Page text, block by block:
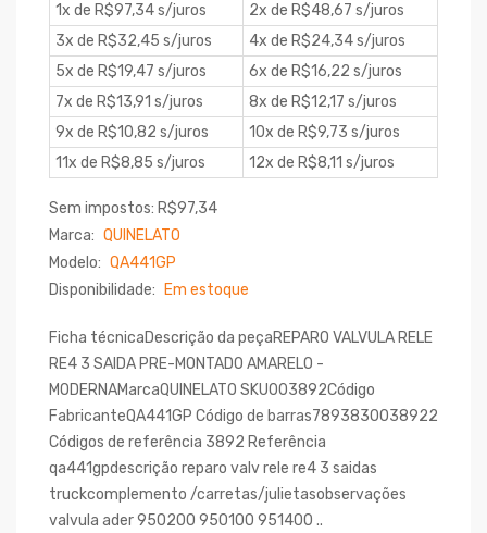
1x de R$97,34 s/juros
2x de R$48,67 s/juros
3x de R$32,45 s/juros
4x de R$24,34 s/juros
5x de R$19,47 s/juros
6x de R$16,22 s/juros
7x de R$13,91 s/juros
8x de R$12,17 s/juros
9x de R$10,82 s/juros
10x de R$9,73 s/juros
11x de R$8,85 s/juros
12x de R$8,11 s/juros
Sem impostos: R$97,34
Marca: QUINELATO
Modelo: QA441GP
Disponibilidade:
Em estoque
Ficha técnicaDescrição da peçaREPARO VALVULA RELE
RE4 3 SAIDA PRE-MONTADO AMARELO -
MODERNAMarcaQUINELATO SKU003892Código
FabricanteQA441GP Código de barras7893830038922
Códigos de referência 3892 Referência
qa441gpdescrição reparo valv rele re4 3 saidas
truckcomplemento /carretas/julietasobservações
valvula ader 950200 950100 951400 ..